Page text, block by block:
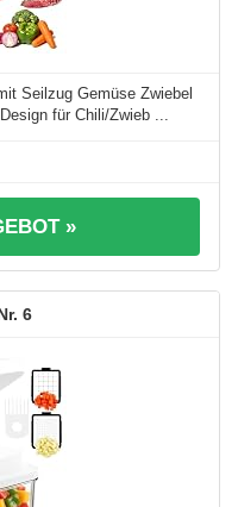
Seilzug Gemüse Zwiebel
für Chili/Zwieb ...
»
6